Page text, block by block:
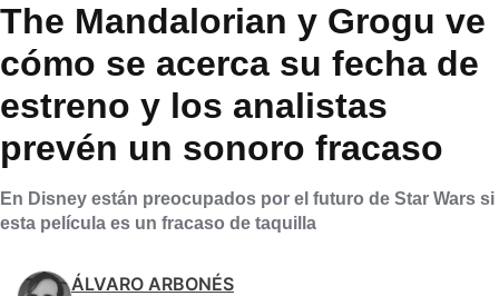
The Mandalorian y Grogu ve
cómo se acerca su fecha de
estreno y los analistas
prevén un sonoro fracaso
En Disney están preocupados por el futuro de Star Wars si
esta película es un fracaso de taquilla
ÁLVARO ARBONÉS